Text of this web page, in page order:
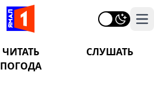
ЧИТАТЬ
СЛУШАТЬ
ПОГОДА